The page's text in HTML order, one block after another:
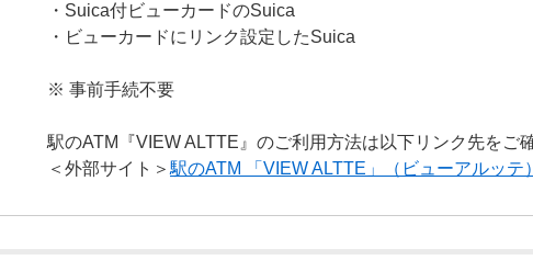
・Suica付ビューカードのSuica
・ビューカードにリンク設定したSuica
※ 事前手続不要
駅のATM『VIEW ALTTE』のご利用方法は以下リンク先をご
＜外部サイト＞ 駅のATM 「VIEW ALTTE」（ビューアルッテ